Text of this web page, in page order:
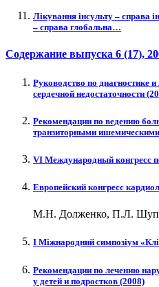
Лікування інсульту – справа
– справа глобальна…
Содержание выпуска 6 (17),
Руководство по диагностике
сердечной недостаточности
Рекомендации по ведению
транзиторными
VI Международный конгресс
Европейский конгресс
М.Н. Долженко, П.Л.
І Міжнародний симпозіум
Рекомендации по лечению
у детей и подростков (2008)